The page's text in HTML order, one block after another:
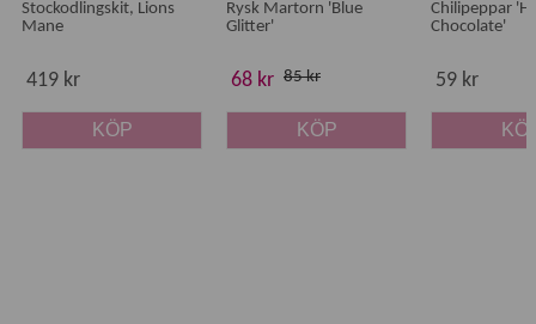
Stockodlingskit, Lions
Mane
419 kr
KÖP
Rysk Martorn 'Blue
Glitter'
68 kr 85 kr
KÖP
Chilipeppar
Chocolate'
59 kr